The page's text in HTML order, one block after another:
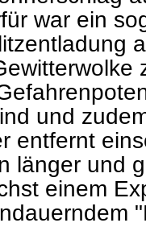
war ein
und
entfernt
länger und
einem